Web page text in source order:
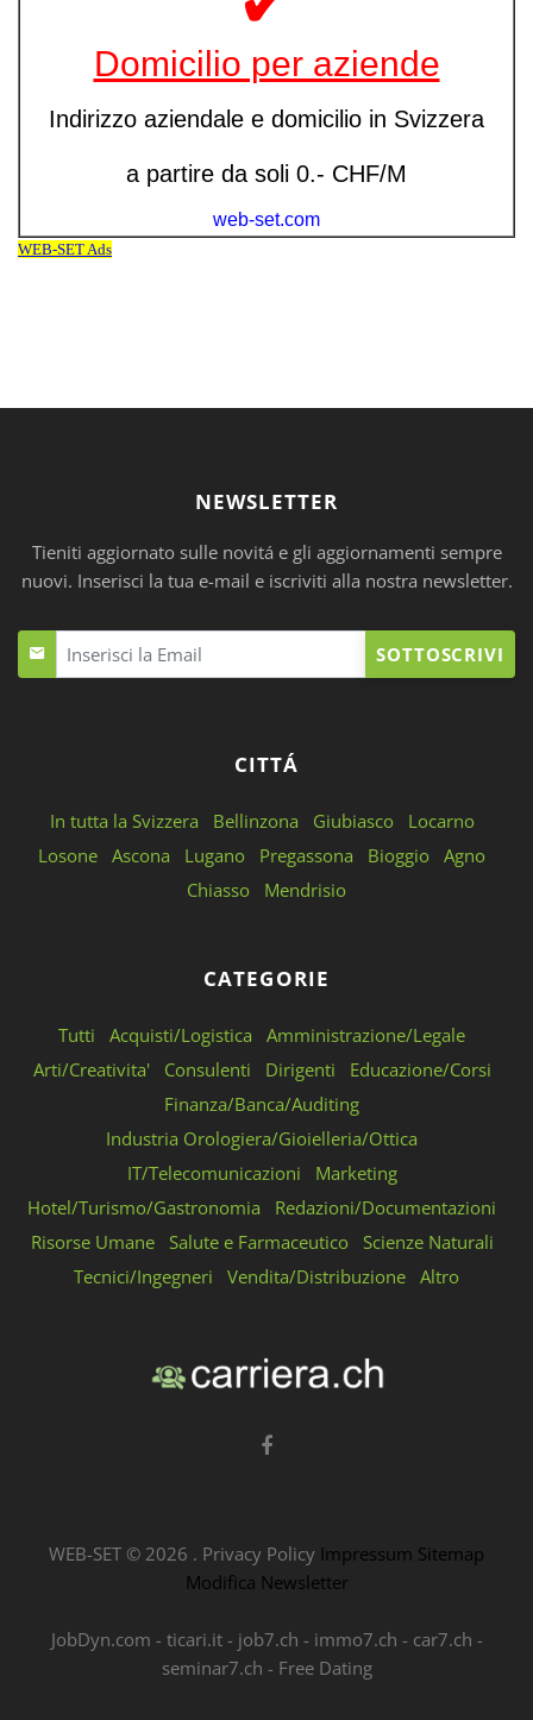
NEWSLETTER
Tieniti aggiornato sulle novitá e gli aggiornamenti sempre
nuovi. Inserisci la tua e-mail e iscriviti alla nostra newsletter.
SOTTOSCRIVI
CITTÁ
In tutta la Svizzera Bellinzona Giubiasco
Locarno
Losone Ascona Lugano Pregassona Bioggio Agno
Chiasso
Mendrisio
CATEGORIE
Tutti Acquisti/Logistica
Amministrazione/Legale
Arti/Creativita'
Consulenti Dirigenti
Educazione/Corsi
Finanza/Banca/Auditing
Industria Orologiera/Gioielleria/Ottica
IT/Telecomunicazioni
Marketing
Hotel/Turismo/Gastronomia
Redazioni/Documentazioni
Risorse Umane
Salute e Farmaceutico
Scienze Naturali
Tecnici/Ingegneri
Vendita/Distribuzione Altro
WEB-SET © 2026 . Privacy Policy Impressum Sitemap
Modifica Newsletter
JobDyn.com - ticari.it- job7.ch - immo7.ch - car7.ch -
seminar7.ch - Free Dating